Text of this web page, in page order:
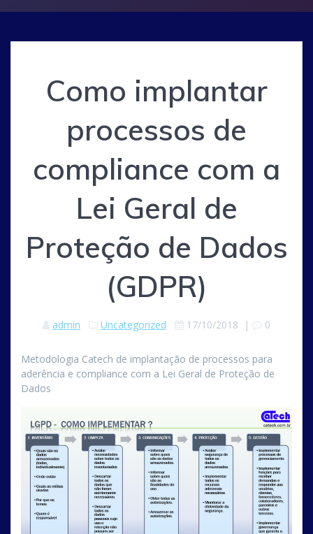
Como implantar
processos de
compliance com a
Lei Geral de
Proteção de Dados
(GDPR)
admin Uncategorized 17/10/2018 | 0
Metodologia Catech de implantação de processos para
aderência e compliance com a Lei Geral de Proteção de
Dados